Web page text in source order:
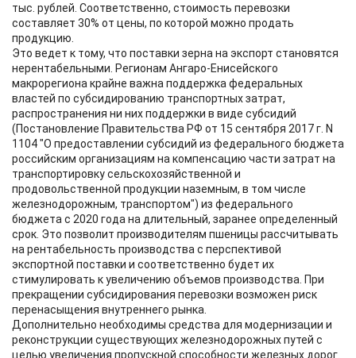
тыс. рублей. Соответственно, стоимость перевозки
составляет 30% от цены, по которой можно продать
продукцию.
Это ведет к тому, что поставки зерна на экспорт становятся
нерентабельными. Регионам Ангаро-Енисейского
макрорегиона крайне важна поддержка федеральных
властей по субсидированию транспортных затрат,
распространения ни них поддержки в виде субсидий
(Постановление Правительства РФ от 15 сентября 2017 г. N
1104 "О предоставлении субсидий из федерального бюджета
российским организациям на компенсацию части затрат на
транспортировку сельскохозяйственной и
продовольственной продукции наземным, в том числе
железнодорожным, транспортом") из федерального
бюджета с 2020 года на длительный, заранее определенный
срок. Это позволит производителям пшеницы рассчитывать
на рентабельность производства с перспективой
экспортной поставки и соответственно будет их
стимулировать к увеличению объемов производства. При
прекращении субсидирования перевозки возможен риск
перенасыщения внутреннего рынка.
Дополнительно необходимы средства для модернизации и
реконструкции существующих железнодорожных путей с
целью увеличения пропускной способности железных дорог.